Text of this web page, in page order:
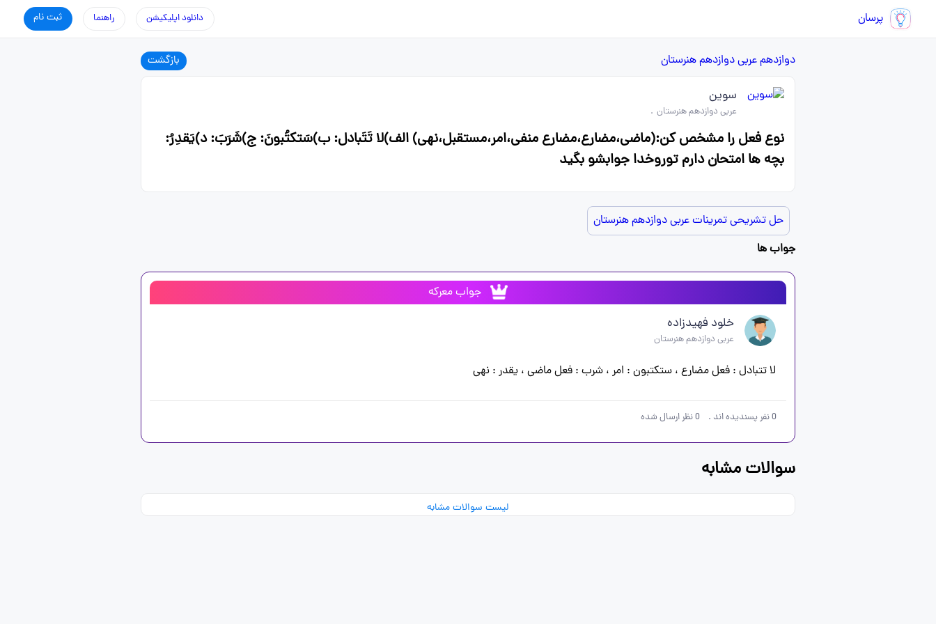
پرسان ثبت نام راهنما دانلود اپلیکیشن
دوازدهمعربی دوازدهم هنرستان بازگشت
سوین
عربی دوازدهم هنرستان .
نوع فعل را مشخص کن:(ماضی،مضارع،مضارع منفی،امر،مستقبل،نهی) الف)لا تَتَبادل: ب)سَتکتُبونَ: ج)شَرَبَ: د)یَقدِرُ:
بچه ها امتحان دارم توروخدا جوابشو بگید
حل تشریحی تمرینات عربی دوازدهم هنرستان
جواب ها
جواب معرکه
خلود فهیدزاده
عربی دوازدهم هنرستان
لا تتبادل : فعل مضارع ، ستکتبون : امر ، شرب : فعل ماضی ، یقدر : نهی
0نفر پسندیده اند .
0نظر ارسال شده
سوالات مشابه
لیست سوالات مشابه